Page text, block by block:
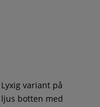
Lyxig variant på
ljus botten med